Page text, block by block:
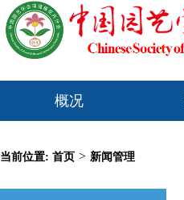
概况
当前位置: 首页 > 新闻管理